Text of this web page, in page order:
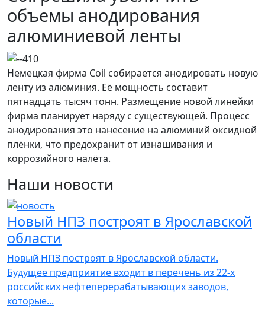
объемы анодирования
алюминиевой ленты
Немецкая фирма Coil собирается анодировать новую
ленту из алюминия. Её мощность составит
пятнадцать тысяч тонн. Размещение новой линейки
фирма планирует наряду с существующей. Процесс
анодирования это нанесение на алюминий оксидной
плёнки, что предохранит от изнашивания и
коррозийного налёта.
Наши новости
Новый НПЗ построят в Ярославской
области
Новый НПЗ построят в Ярославской области.
Будущее предприятие входит в перечень из 22-х
российских нефтеперерабатывающих заводов,
которые...